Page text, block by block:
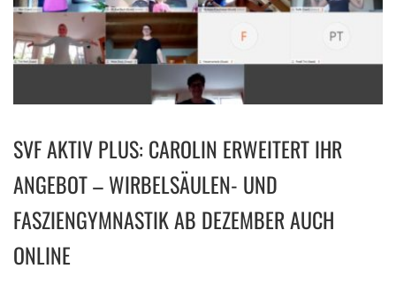
SVF AKTIV PLUS: CAROLIN ERWEITERT IHR
ANGEBOT – WIRBELSÄULEN- UND
FASZIENGYMNASTIK AB DEZEMBER AUCH
ONLINE